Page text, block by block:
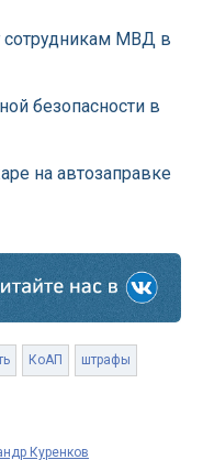
сотрудникам МВД в
безопасности в
на автозаправке
КоАП штрафы
Куренков